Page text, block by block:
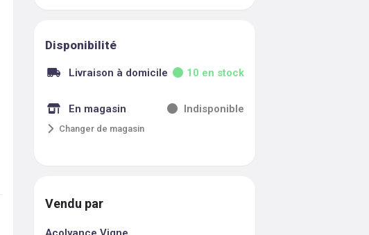
Disponibilité
Livraison à domicile 10 en stock
En magasin Indisponible
Changer de magasin
Vendu par